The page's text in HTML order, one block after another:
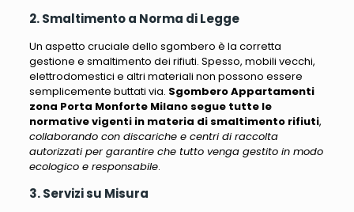
2. Smaltimento a Norma di Legge
Un aspetto cruciale dello sgombero è la corretta
gestione e smaltimento dei rifiuti. Spesso, mobili vecchi,
elettrodomestici e altri materiali non possono essere
semplicemente buttati via. Sgombero Appartamenti
zona Porta Monforte Milano segue tutte le
normative vigenti in materia di smaltimento rifiuti,
collaborando con discariche e centri di raccolta
autorizzati per garantire che tutto venga gestito in modo
ecologico e responsabile.
3. Servizi su Misura